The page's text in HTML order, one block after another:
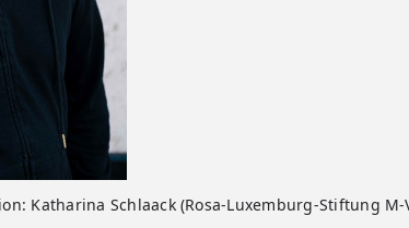
Katharina Schlaack (Rosa-Luxemburg-Stiftung M-